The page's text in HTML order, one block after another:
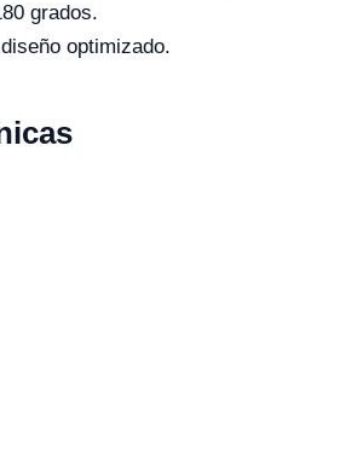
grados.
optimizado.